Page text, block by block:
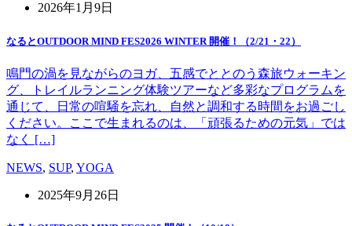
2026年1月9日
なるとOUTDOOR MIND FES2026 WINTER 開催！（2/21・22）
鳴門の渦を見ながらのヨガ、五感でととのう森旅ウォーキン
グ、トレイルランニング体験ツアーなど多彩なプログラムを
通じて、日常の喧騒を忘れ、自然と調和する時間をお過ごし
ください。ここで生まれるのは、「頑張るための元気」では
なく […]
NEWS, SUP, YOGA
2025年9月26日